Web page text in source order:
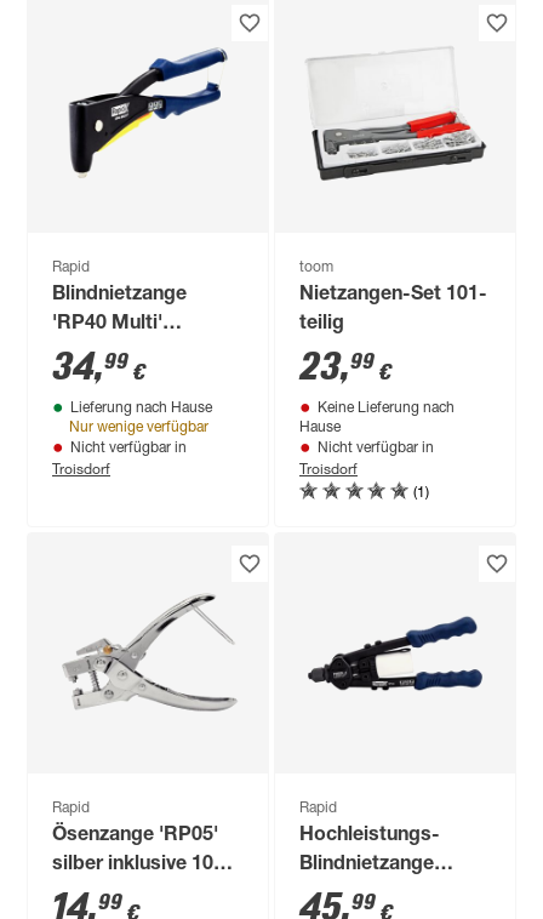
Rapid
Blindnietzange
'RP40 Multi'
blau/schwarz für
Nieten mit Ø 3,2 - 4,8
mm
34,99 €
Lieferung nach Hause
Nur wenige verfügbar
Nicht verfügbar in
Troisdorf
toom
Nietzangen-Set 101-
teilig
23,99 €
Keine Lieferung nach
Hause
Nicht verfügbar in
Troisdorf
(1)
Rapid
Ösenzange 'RP05'
silber inklusive 100
Ösen mit Ø 4 mm
14,99 €
Rapid
Hochleistungs-
Blindnietzange
'RP100'
45,99 €